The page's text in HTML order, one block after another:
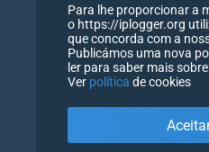
Português
Para lhe proporcionar a
o https://iplogger.org
que concorda com a
Publicámos uma nova
ler para saber mais
Ver política de cookies